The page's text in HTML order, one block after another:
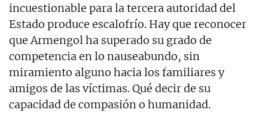
incuestionable para la tercera autoridad del
Estado produce escalofrío. Hay que reconocer
que Armengol ha superado su grado de
competencia en lo nauseabundo, sin
miramiento alguno hacia los familiares y
amigos de las víctimas. Qué decir de su
capacidad de compasión o humanidad.